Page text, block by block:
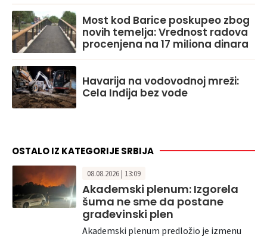
Most kod Barice poskupeo zbog
novih temelja: Vrednost radova
procenjena na 17 miliona dinara
Havarija na vodovodnoj mreži:
Cela Inđija bez vode
OSTALO IZ KATEGORIJE SRBIJA
08.08.2026 | 13:09
Akademski plenum: Izgorela
šuma ne sme da postane
građevinski plen
Akademski plenum predložio je izmenu